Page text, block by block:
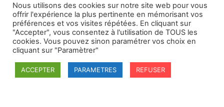
Nous utilisons des cookies sur notre site web pour vous
offrir l'expérience la plus pertinente en mémorisant vos
préférences et vos visites répétées. En cliquant sur
"Accepter", vous consentez à l'utilisation de TOUS les
cookies. Vous pouvez sinon paramétrer vos choix en
cliquant sur "Paramètrer"
ACCEPTER PARAMETRES REFUSER